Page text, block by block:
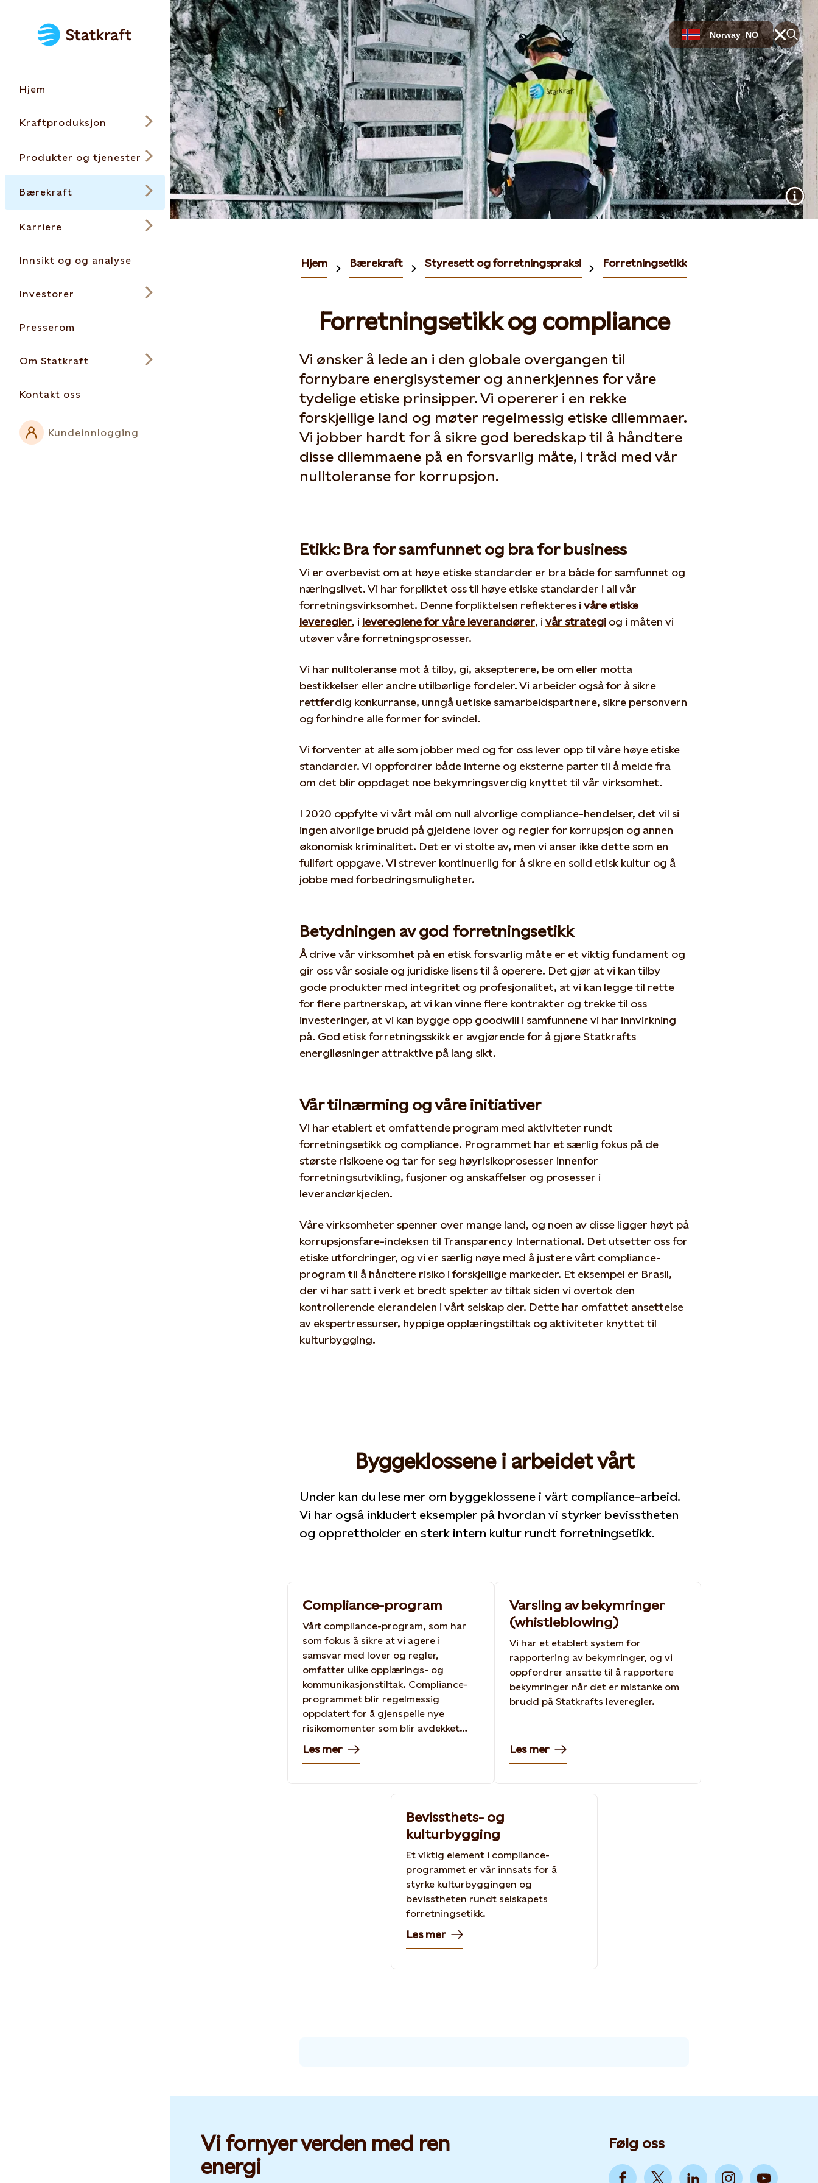
Hjem
Kraftproduksjon
Produkter og tjenester
Bærekraft
Karriere
Innsikt og og analyse
Investorer
Presserom
Om Statkraft
Kontakt oss
Kundeinnlogging
Norway NO
Hjem Bærekraft Styresett og forretningspraksis Forretningsetikk
Forretningsetikk og compliance
Vi ønsker å lede an i den globale overgangen til
fornybare energisystemer og annerkjennes for våre
tydelige etiske prinsipper. Vi opererer i en rekke
forskjellige land og møter regelmessig etiske dilemmaer.
Vi jobber hardt for å sikre god beredskap til å håndtere
disse dilemmaene på en forsvarlig måte, i tråd med vår
nulltoleranse for korrupsjon.
Etikk: Bra for samfunnet og bra for business
Vi er overbevist om at høye etiske standarder er bra både for samfunnet og
næringslivet. Vi har forpliktet oss til høye etiske standarder i all vår
forretningsvirksomhet. Denne forpliktelsen reflekteres i våre etiske
leveregler, i levereglene for våre leverandører, i vår strategi og i måten vi
utøver våre forretningsprosesser.
Vi har nulltoleranse mot å tilby, gi, aksepterere, be om eller motta
bestikkelser eller andre utilbørlige fordeler. Vi arbeider også for å sikre
rettferdig konkurranse, unngå uetiske samarbeidspartnere, sikre personvern
og forhindre alle former for svindel.
Vi forventer at alle som jobber med og for oss lever opp til våre høye etiske
standarder. Vi oppfordrer både interne og eksterne parter til å melde fra
om det blir oppdaget noe bekymringsverdig knyttet til vår virksomhet.
I 2020 oppfylte vi vårt mål om null alvorlige compliance-hendelser, det vil si
ingen alvorlige brudd på gjeldene lover og regler for korrupsjon og annen
økonomisk kriminalitet. Det er vi stolte av, men vi anser ikke dette som en
fullført oppgave. Vi strever kontinuerlig for å sikre en solid etisk kultur og å
jobbe med forbedringsmuligheter.
Betydningen av god forretningsetikk
Å drive vår virksomhet på en etisk forsvarlig måte er et viktig fundament og
gir oss vår sosiale og juridiske lisens til å operere. Det gjør at vi kan tilby
gode produkter med integritet og profesjonalitet, at vi kan legge til rette
for flere partnerskap, at vi kan vinne flere kontrakter og trekke til oss
investeringer, at vi kan bygge opp goodwill i samfunnene vi har innvirkning
på. God etisk forretningsskikk er avgjørende for å gjøre Statkrafts
energiløsninger attraktive på lang sikt.
Vår tilnærming og våre initiativer
Vi har etablert et omfattende program med aktiviteter rundt
forretningsetikk og compliance. Programmet har et særlig fokus på de
største risikoene og tar for seg høyrisikoprosesser innenfor
forretningsutvikling, fusjoner og anskaffelser og prosesser i
leverandørkjeden.
Våre virksomheter spenner over mange land, og noen av disse ligger høyt på
korrupsjonsfare-indeksen til Transparency International. Det utsetter oss for
etiske utfordringer, og vi er særlig nøye med å justere vårt compliance-
program til å håndtere risiko i forskjellige markeder. Et eksempel er Brasil,
der vi har satt i verk et bredt spekter av tiltak siden vi overtok den
kontrollerende eierandelen i vårt selskap der. Dette har omfattet ansettelse
av ekspertressurser, hyppige opplæringstiltak og aktiviteter knyttet til
kulturbygging.
Byggeklossene i arbeidet vårt
Under kan du lese mer om byggeklossene i vårt compliance-arbeid.
Vi har også inkludert eksempler på hvordan vi styrker bevisstheten
og opprettholder en sterk intern kultur rundt forretningsetikk.
Compliance-program
Vårt compliance-program, som har
som fokus å sikre at vi agere i
samsvar med lover og regler,
omfatter ulike opplærings- og
kommunikasjonstiltak. Compliance-
programmet blir regelmessig
oppdatert for å gjenspeile nye
risikomomenter som blir avdekket
gjennom risikovurderinger.
Les mer
Varsling av bekymringer
(whistleblowing)
Vi har et etablert system for
rapportering av bekymringer, og vi
oppfordrer ansatte til å rapportere
bekymringer når det er mistanke om
brudd på Statkrafts leveregler.
Les mer
Bevissthets- og
kulturbygging
Et viktig element i compliance-
programmet er vår innsats for å
styrke kulturbyggingen og
bevisstheten rundt selskapets
forretningsetikk.
Les mer
Vi fornyer verden med ren
energi
Følg oss